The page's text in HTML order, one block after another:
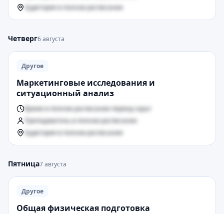
Аудитория в полном расписании
Четверг6 августа
Другое
Маркетинговые исследования и
ситуационный анализ
Время в полном расписании период скрыт
Преподаватель в полном расписании
Аудитория в полном расписании
Пятница7 августа
Другое
Общая физическая подготовка